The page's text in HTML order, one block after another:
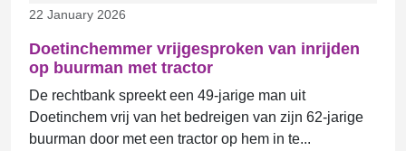
22 January 2026
Doetinchemmer vrijgesproken van inrijden
op buurman met tractor
De rechtbank spreekt een 49-jarige man uit
Doetinchem vrij van het bedreigen van zijn 62-jarige
buurman door met een tractor op hem in te...